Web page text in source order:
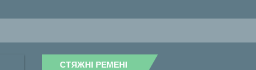
СТЯЖНІ РЕМЕНІ